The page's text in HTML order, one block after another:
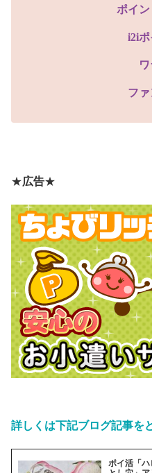
ポイ
i2iポ
フ
★広告★
詳しくは下記ブログ記事を
ポイ活「